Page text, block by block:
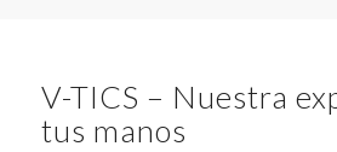
V-TICS – Nuestra
tus manos